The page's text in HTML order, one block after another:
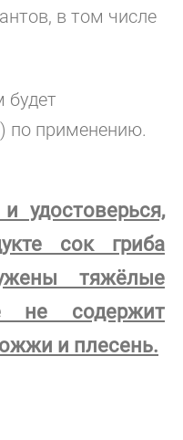
в том числе
будет
по применению.
удостоверься,
сок гриба
тяжёлые
не содержит
и плесень.